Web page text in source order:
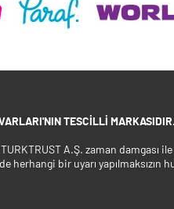
TESCILLI MARKASIDIR.
A.Ş. zaman damgası
herhangi bir uyarı yapılmaksızın